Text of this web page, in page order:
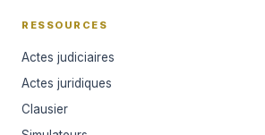
RESSOURCES
Actes judiciaires
Actes juridiques
Clausier